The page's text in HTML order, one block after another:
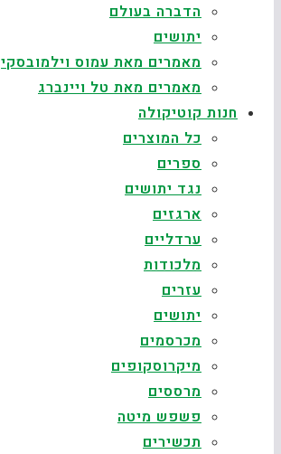
הדברה בעולם
יתושים
מאמרים מאת עמוס וילמובסקי
מאמרים מאת טל ויינברג
חנות קוטיקולה
כל המוצרים
ספרים
נגד יתושים
ארגזים
ערדליים
מלכודות
עזרים
יתושים
מכרסמים
מיקרוסקופים
מרססים
פשפש מיטה
תכשירים